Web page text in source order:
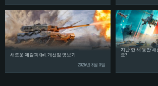
여유 저장 공간: 62.2 GB (전체 클라이언트)
새로운 데칼과 QoL 개선점 엿보기
2026년 8월 3일
지난 한 해 동안
요?